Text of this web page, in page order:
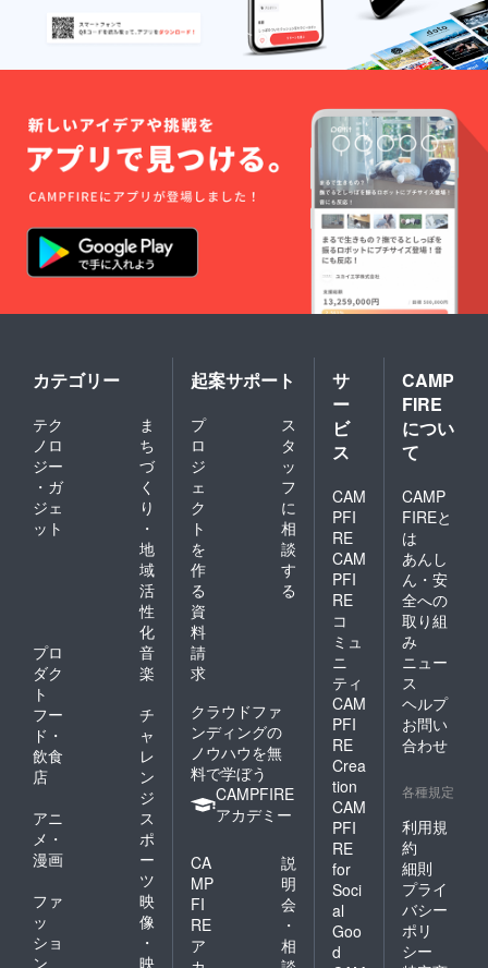
カテゴリー
テク
ノロ
ジー
・ガ
ジェ
ット
ま
ち
づ
く
り
・
地
域
活
性
化
プロ
ダク
ト
音
楽
フー
ド・
飲食
店
チ
ャ
レ
ン
ジ
アニ
メ・
漫画
ス
ポ
ー
ツ
ファ
ッ
ショ
ン
映
像
・
映
起案サポート
プ
ロ
ジ
ェ
ク
ト
を
作
る
ス
タ
ッ
フ
に
相
談
す
る
資
料
請
求
クラウドファ
ンディングの
ノウハウを無
料で学ぼう
CAMPFIRE
アカデミー
CA
MP
FI
RE
ア
説
明
会
・
相
サ
ー
ビ
ス
CAM
PFI
RE
CAM
PFI
RE
コ
ミュ
ニ
ティ
CAM
PFI
RE
Crea
tion
CAM
PFI
RE
for
Soci
al
Goo
d
CAMP
FIRE
につい
て
CAMP
FIREと
は
あんし
ん・安
全への
取り組
み
ニュー
ス
ヘルプ
お問い
合わせ
各種規定
利用規
約
細則
プライ
バシー
ポリ
シー